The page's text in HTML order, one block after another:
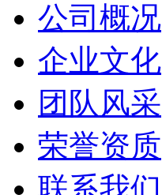
公司概况
企业文化
团队风采
荣誉资质